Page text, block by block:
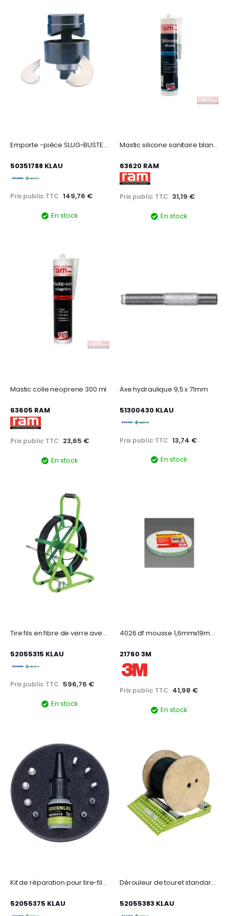
Emporte -pièce SLUG-BUSTER, dimension : 25,4mm - ISO25.
50351788 KLAU
Prix public TTC 149,76 €
En stock
Mastic silicone sanitaire blanc 300ml
63620 RAM
Prix public TTC 31,19 €
En stock
Mastic colle neoprene 300 ml
63605 RAM
Prix public TTC 23,65 €
En stock
Axe hydraulique 9,5 x 71mm
51300430 KLAU
Prix public TTC 13,74 €
En stock
Tire fils en fibre de verre avec touret diamétre: 4,5mm - longueur: 60m
52055315 KLAU
Prix public TTC 596,76 €
En stock
4026 df mousse 1,6mmx19mmx10m
21760 3M
Prix public TTC 41,98 €
En stock
Kit de réparation pour tire-fils en fibre de verre diamètre 7,5mm
52055375 KLAU
Dérouleur de touret standard en acier laqué de largeur: 500mm. Charge max: 200kg
52055383 KLAU